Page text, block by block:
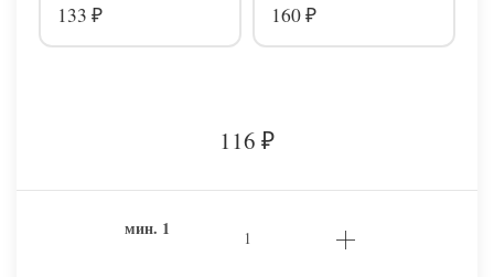
133 ₽
160 ₽
116 ₽
мин. 1